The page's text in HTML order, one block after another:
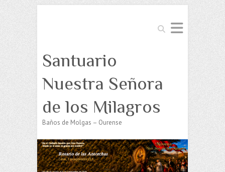
Buscar
Santuario
Nuestra Señora
de los Milagros
Baños de Molgas – Ourense